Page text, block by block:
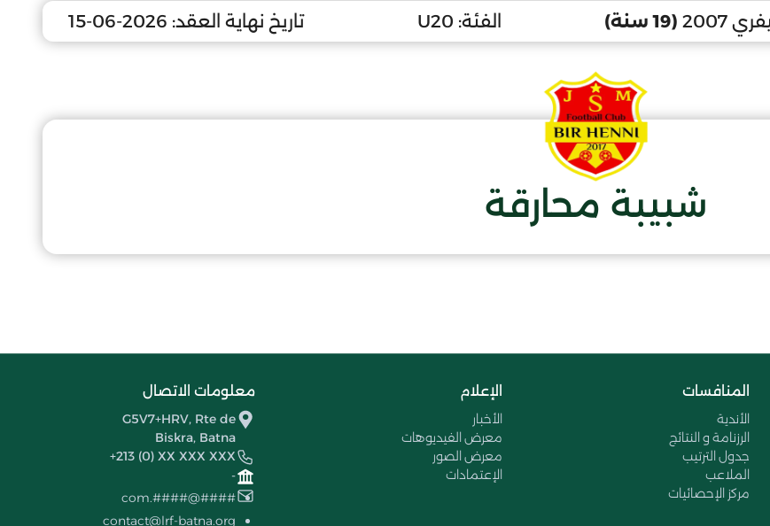
(19 سنة) الفئة: U20 تاريخ نهاية العقد: 2026-06-15
شبيبة محارقة
المنافسات
الأندية
الرزنامة و النتائج
جدول الترتيب
الملاعب
مركز الإحصائيات
الإعلام
الأخبار
معرض الفيديوهات
معرض الصور
الإعتمادات
معلومات الاتصال
G5V7+HRV, Rte de
Biskra, Batna
+213 (0) XX XXX XXX
-
####@####.com
contact@lrf-batna.org